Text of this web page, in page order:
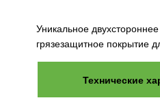
Уникальное
грязезащитное покрытие
Технические